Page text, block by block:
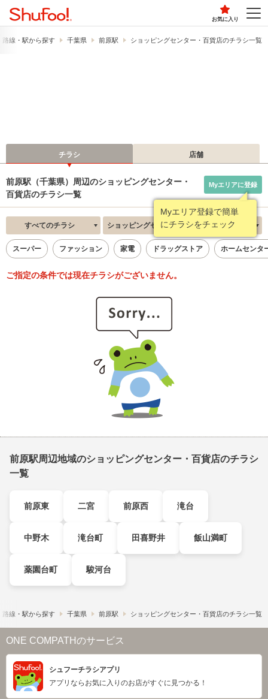
お気に入り
路線・駅から探す 千葉県 前原駅 ショッピングセンター・百貨店のチラシ一覧
チラシ 店舗
前原駅（千葉県）周辺のショッピングセンター・
百貨店のチラシ一覧
Myエリア登録で簡単
にチラシをチェック
Myエリアに登録
すべてのチラシ ショッピングセンター・百貨店 新着順
スーパー ファッション 家電 ドラッグストア ホームセンタ
ご指定の条件では現在チラシがございません。
前原駅周辺地域のショッピングセンター・百貨店のチラシ
一覧
前原東 二宮 前原西 滝台
中野木 滝台町 田喜野井 飯山満町
薬園台町 駿河台
路線・駅から探す 千葉県 前原駅 ショッピングセンター・百貨店のチラシ一覧
ONE COMPATHのサービス
シュフーチラシアプリ
アプリならお気に入りのお店がすぐに見つかる！